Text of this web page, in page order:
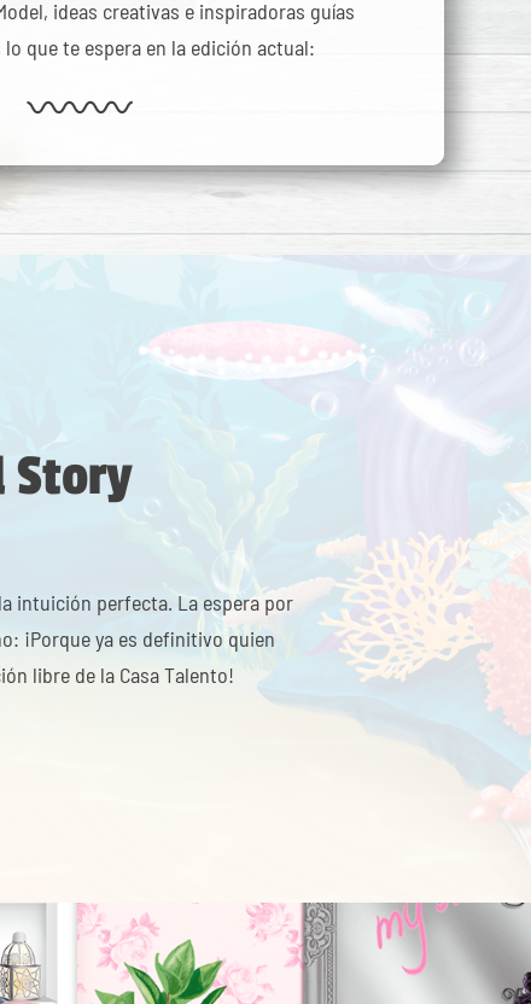
ideas creativas e inspiradoras guías
que te espera en la edición actual:
Story
intuición perfecta. La espera por
¡Porque ya es definitivo quien
libre de la Casa Talento!